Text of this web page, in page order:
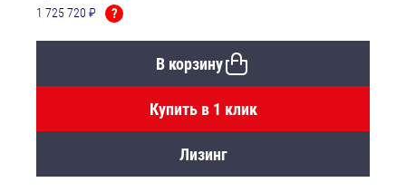
1 725 720 ₽ ?
В корзину
Купить в 1 клик
Лизинг